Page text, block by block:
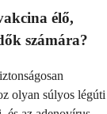
élő,
számára?
olyan súlyos légúti